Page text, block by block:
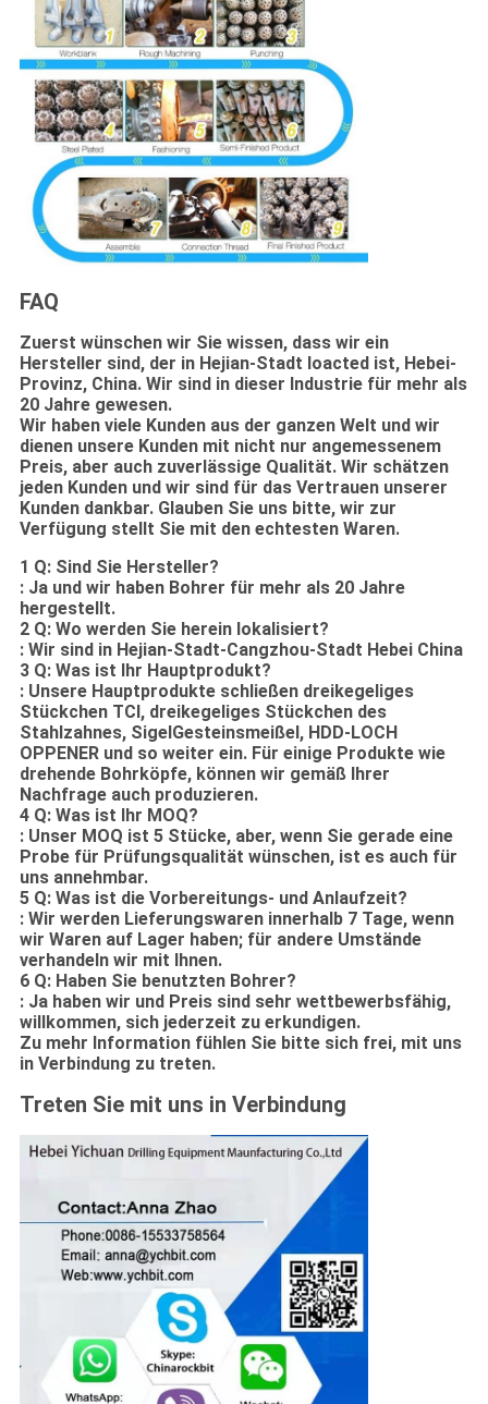
FAQ
Zuerst wünschen wir Sie wissen, dass wir ein
Hersteller sind, der in Hejian-Stadt loacted ist, Hebei-
Provinz, China. Wir sind in dieser Industrie für mehr als
20 Jahre gewesen.
Wir haben viele Kunden aus der ganzen Welt und wir
dienen unsere Kunden mit nicht nur angemessenem
Preis, aber auch zuverlässige Qualität. Wir schätzen
jeden Kunden und wir sind für das Vertrauen unserer
Kunden dankbar. Glauben Sie uns bitte, wir zur
Verfügung stellt Sie mit den echtesten Waren.
1 Q: Sind Sie Hersteller?
: Ja und wir haben Bohrer für mehr als 20 Jahre
hergestellt.
2 Q: Wo werden Sie herein lokalisiert?
: Wir sind in Hejian-Stadt-Cangzhou-Stadt Hebei China
3 Q: Was ist Ihr Hauptprodukt?
: Unsere Hauptprodukte schließen dreikegeliges
Stückchen TCI, dreikegeliges Stückchen des
Stahlzahnes, SigelGesteinsmeißel, HDD-LOCH
OPPENER und so weiter ein. Für einige Produkte wie
drehende Bohrköpfe, können wir gemäß Ihrer
Nachfrage auch produzieren.
4 Q: Was ist Ihr MOQ?
: Unser MOQ ist 5 Stücke, aber, wenn Sie gerade eine
Probe für Prüfungsqualität wünschen, ist es auch für
uns annehmbar.
5 Q: Was ist die Vorbereitungs- und Anlaufzeit?
: Wir werden Lieferungswaren innerhalb 7 Tage, wenn
wir Waren auf Lager haben; für andere Umstände
verhandeln wir mit Ihnen.
6 Q: Haben Sie benutzten Bohrer?
: Ja haben wir und Preis sind sehr wettbewerbsfähig,
willkommen, sich jederzeit zu erkundigen.
Zu mehr Information fühlen Sie bitte sich frei, mit uns
in Verbindung zu treten.
Treten Sie mit uns in Verbindung